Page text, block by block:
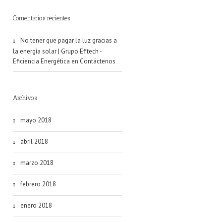
Comentarios recientes
No tener que pagar la luz gracias a
la energía solar | Grupo Efitech -
Eficiencia Energética en Contáctenos
Archivos
mayo 2018
abril 2018
marzo 2018
febrero 2018
enero 2018